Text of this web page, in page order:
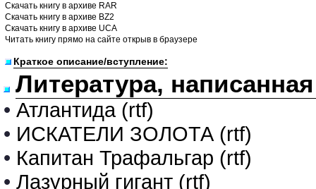
Скачать книгу в архиве RAR
Скачать книгу в архиве BZ2
Скачать книгу в архиве UCA
Читать книгу прямо на сайте открыв в браузере
Краткое описание/вступление:
Литература,
• Атлантида (rtf)
• ИСКАТЕЛИ ЗОЛОТА (rtf)
• Капитан Трафальгар (rtf)
• Лазурный гигант (rtf)